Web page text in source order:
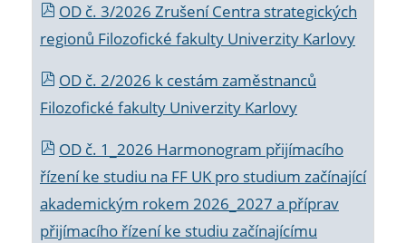
OD č. 3/2026 Zrušení Centra strategických
regionů Filozofické fakulty Univerzity Karlovy
OD č. 2/2026 k cestám zaměstnanců
Filozofické fakulty Univerzity Karlovy
OD č. 1_2026 Harmonogram přijímacího
řízení ke studiu na FF UK pro studium začínající
akademickým rokem 2026_2027 a příprav
přijímacího řízení ke studiu začínajícímu